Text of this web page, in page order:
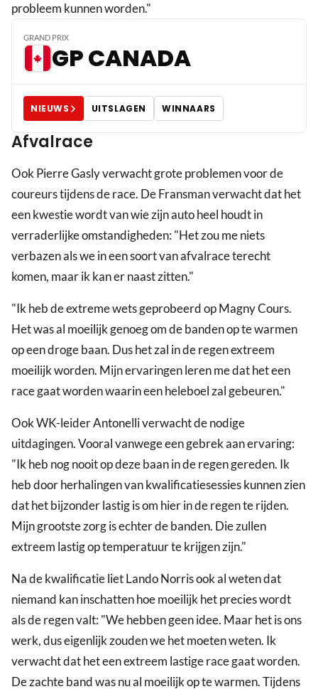
probleem kunnen worden."
GRAND PRIX
GP CANADA
NIEUWS UITSLAGEN WINNAARS
Afvalrace
Ook Pierre Gasly verwacht grote problemen voor de
coureurs tijdens de race. De Fransman verwacht dat het
een kwestie wordt van wie zijn auto heel houdt in
verraderlijke omstandigheden: "Het zou me niets
verbazen als we in een soort van afvalrace terecht
komen, maar ik kan er naast zitten."
"Ik heb de extreme wets geprobeerd op Magny Cours.
Het was al moeilijk genoeg om de banden op te warmen
op een droge baan. Dus het zal in de regen extreem
moeilijk worden. Mijn ervaringen leren me dat het een
race gaat worden waarin een heleboel zal gebeuren."
Ook WK-leider Antonelli verwacht de nodige
uitdagingen. Vooral vanwege een gebrek aan ervaring:
"Ik heb nog nooit op deze baan in de regen gereden. Ik
heb door herhalingen van kwalificatiesessies kunnen zien
dat het bijzonder lastig is om hier in de regen te rijden.
Mijn grootste zorg is echter de banden. Die zullen
extreem lastig op temperatuur te krijgen zijn."
Na de kwalificatie liet Lando Norris ook al weten dat
niemand kan inschatten hoe moeilijk het precies wordt
als de regen valt: "We hebben geen idee. Maar het is ons
werk, dus eigenlijk zouden we het moeten weten. Ik
verwacht dat het een extreem lastige race gaat worden.
De zachte band was nu al moeilijk op te warmen. Tijdens